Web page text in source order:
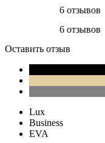
6 отзывов
6 отзывов
Оставить отзыв
Lux
Business
EVA